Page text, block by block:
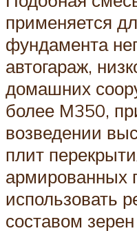
применяется
фундамента
автогараж,
домашних
более М350,
возведении
плит
армированных
использовать
составом